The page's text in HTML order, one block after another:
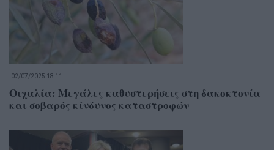
02/07/2025 18:11
Οιχαλία: Μεγάλες καθυστερήσεις στη δακοκτονία
και σοβαρός κίνδυνος καταστροφών